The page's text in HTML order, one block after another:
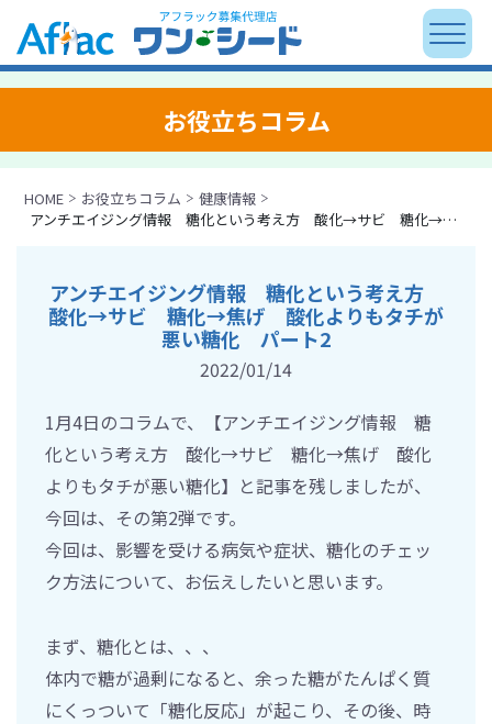
お役立ちコラム
HOME お役立ちコラム
健康情報
アンチエイジング情報 糖化という考え方 酸化→サビ 糖化→焦げ 酸化よりもタチが悪い糖化 パート2
アンチエイジング情報 糖化という考え方
酸化→サビ 糖化→焦げ 酸化よりもタチが
悪い糖化 パート2
2022/01/14
1月4日のコラムで、【アンチエイジング情報 糖
化という考え方 酸化→サビ 糖化→焦げ 酸化
よりもタチが悪い糖化】と記事を残しましたが、
今回は、その第2弾です。
今回は、影響を受ける病気や症状、糖化のチェッ
ク方法について、お伝えしたいと思います。
まず、糖化とは、、、
体内で糖が過剰になると、余った糖がたんぱく質
にくっついて「糖化反応」が起こり、その後、時